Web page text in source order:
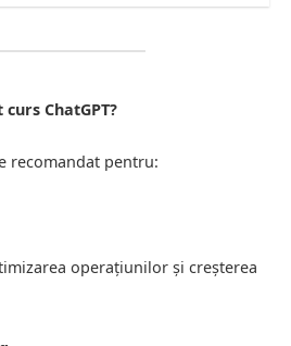
ChatGPT?
recomandat pentru:
operațiunilor și creșterea